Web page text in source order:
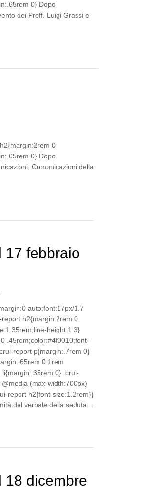
0} Dopo
dei Proff. Luigi Grassi e
0
0} Dopo
Comunicazioni della
17 febbraio
auto;font:17px/1.7
h2{margin:2rem 0
height:1.3}
.45rem;color:#4f0010;font-
report p{margin:.7rem 0}
0 1rem
0} .crui-
(max-width:700px)
report h2{font-size:1.2rem}}
del verbale della seduta…
18 dicembre